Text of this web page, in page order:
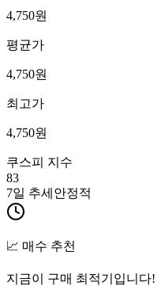
4,750원
평균가
4,750원
최고가
4,750원
쿠스피 지수
83
7일 추세 안정적
📈 매수 추천
지금이 구매 최적기입니다!